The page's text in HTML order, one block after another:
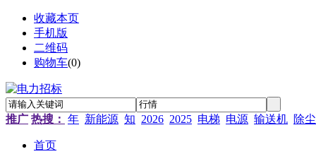
收藏本页
手机版
二维码
购物车(0)
推广 热搜： 年 新能源 知 2026 2025 电梯 电源 输送机 除尘
首页